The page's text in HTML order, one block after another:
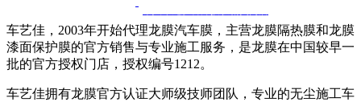
车艺佳，2003年开始代理龙膜汽车膜，主营龙膜隔热膜和龙膜
漆面保护膜的官方销售与专业施工服务，是龙膜在中国较早一
批的官方授权门店，授权编号1212。
车艺佳拥有龙膜官方认证大师级技师团队，专业的无尘施工车